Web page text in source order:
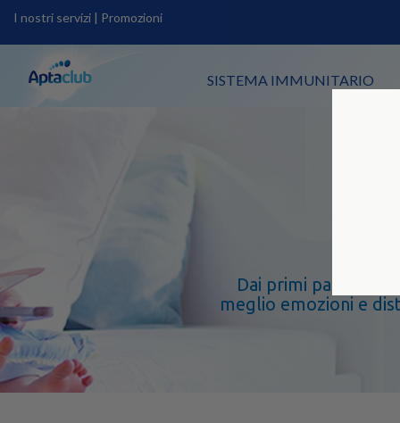
Dai primi passi alla
meglio emozioni e
I nostri servizi | Promozioni
SISTEMA IMMUNITARIO